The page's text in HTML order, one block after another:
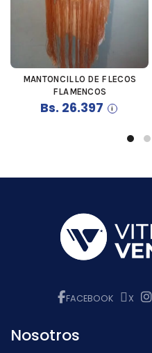
COMPRAR
MANTONCILLO DE FLECOS
FLAMENCOS
Bs. 26.397
FACEBOOK X
Nosotros